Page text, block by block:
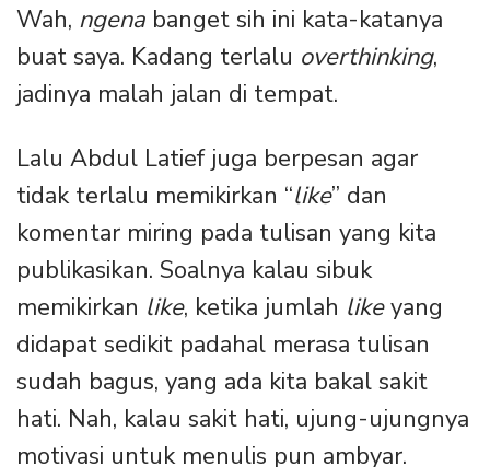
Wah, ngena banget sih ini kata-katanya
buat saya. Kadang terlalu overthinking,
jadinya malah jalan di tempat.
Lalu Abdul Latief juga berpesan agar
tidak terlalu memikirkan “like” dan
komentar miring pada tulisan yang kita
publikasikan. Soalnya kalau sibuk
memikirkan like, ketika jumlah likeyang
didapat sedikit padahal merasa tulisan
sudah bagus, yang ada kita bakal sakit
hati. Nah, kalau sakit hati, ujung-ujungnya
motivasi untuk menulis pun ambyar.